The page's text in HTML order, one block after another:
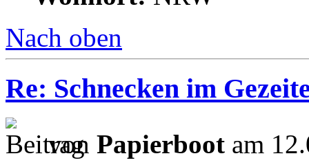
Nach oben
Re: Schnecken im
von Papierboot am